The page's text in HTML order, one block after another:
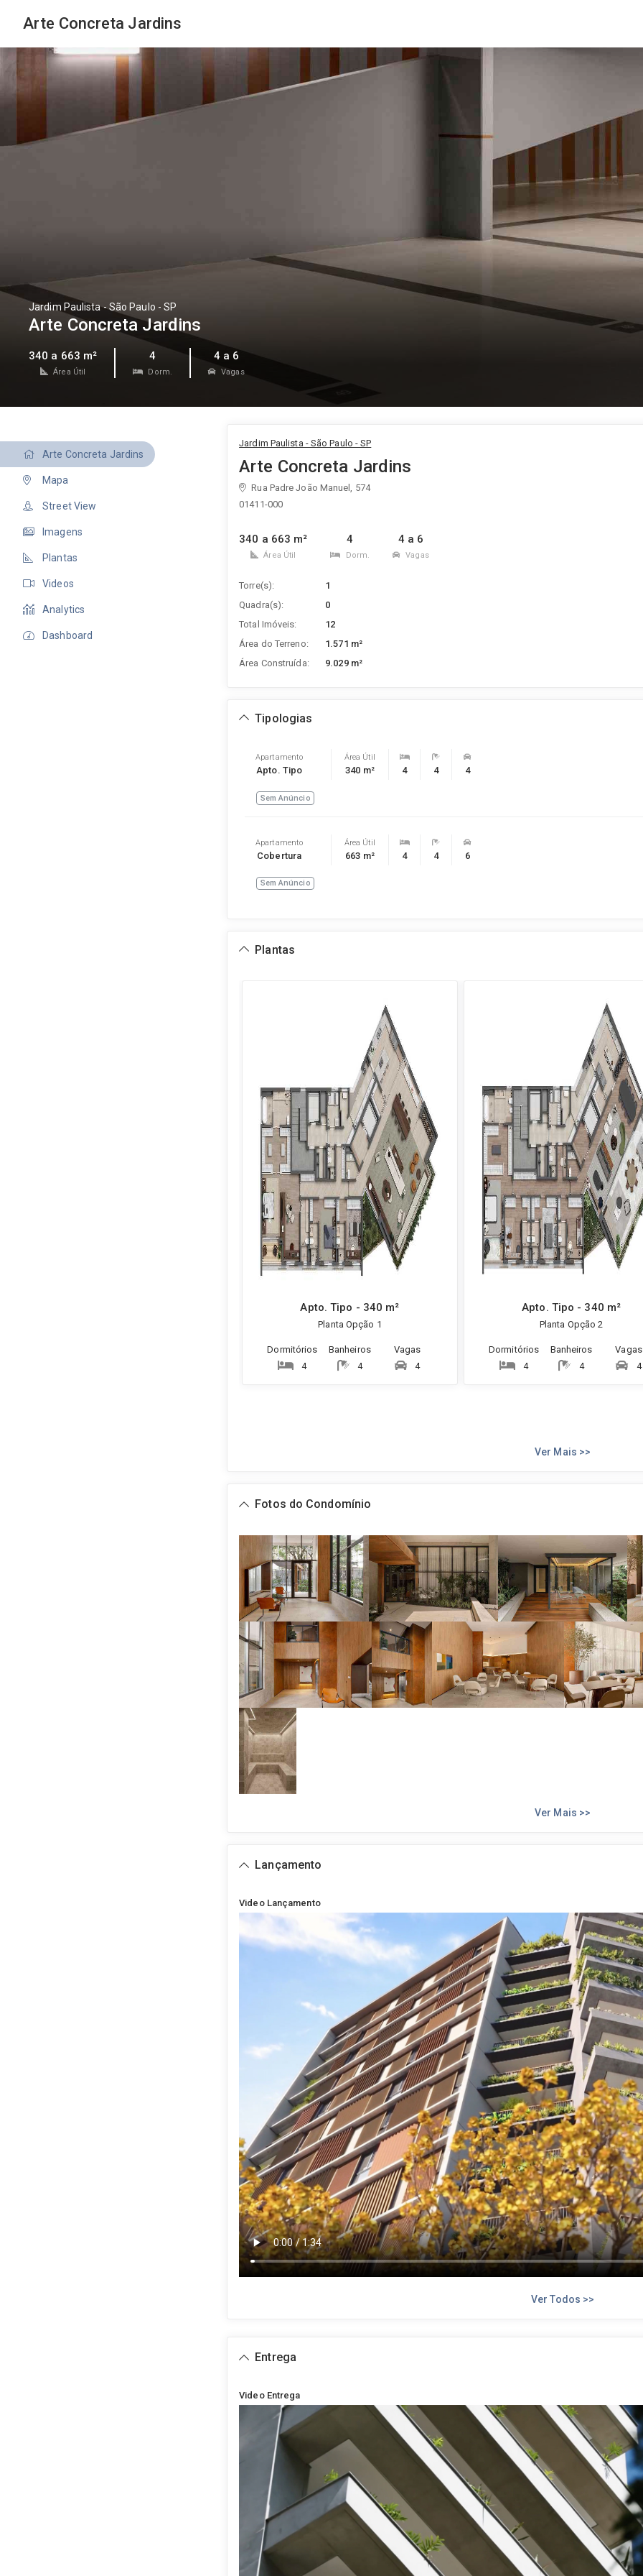
Arte Concreta Jardins
Jardim Paulista - São Paulo - SP
Arte Concreta Jardins
340 a 663 m²
Área Útil
4
Dorm.
4 a 6
Vagas
Arte Concreta Jardins
Mapa
Street View
Imagens
Plantas
Videos
Analytics
Dashboard
Jardim Paulista - São Paulo - SP
Arte Concreta Jardins
Rua Padre João Manuel, 574
01411-000
340 a 663 m²
Área Útil
4
Dorm.
4 a 6
Vagas
Torre(s):
1
Quadra(s):
0
Total Imóveis:
12
Área do Terreno:
1.571 m²
Área Construída:
9.029 m²
Tipologias
Apartamento
Apto. Tipo
Área Útil
340 m² 4 4 4
Sem Anúncio
Apartamento
Cobertura
Área Útil
663 m² 4 4 6
Sem Anúncio
Plantas
Apto. Tipo - 340 m²
Planta Opção 1
Dormitórios
4
Banheiros
4
Vagas
4
Apto. Tipo - 340 m²
Planta Opção 2
Dormitórios
4
Banheiros
4
Vagas
4
Ver Mais >>
Fotos do Condomínio
Ver Mais >>
Lançamento
Video Lançamento
Ver Todos >>
Entrega
Video Entrega